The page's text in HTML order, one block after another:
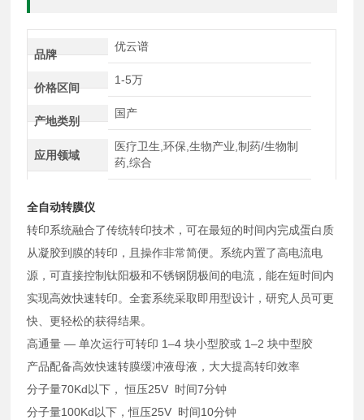
品牌
优云谱
价格区间
1-5万
产地类别
国产
应用领域
医疗卫生,环保,生物产业,制药/生物制
药,综合
全自动转膜仪
转印系统融合了传统转印技术，可在最短的时间内完成蛋白质
从凝胶到膜的转印，且操作非常简便。系统内置了高电流电
源，可直接控制钛阳极和不锈钢阴极间的电流，能在短时间内
实现高效快速转印。全套系统采取即用型设计，研究人员可更
快、更轻松的获得结果。
高通量 — 单次运行可转印 1–4 块小型胶或 1–2 块中型胶
产品配备高效快速转膜缓冲液母液，大大提高转印效率
分子量70Kd以下， 恒压25V 时间7分钟
分子量100Kd以下，恒压25V 时间10分钟